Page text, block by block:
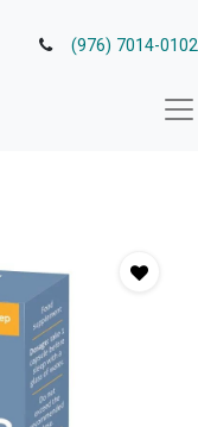
(976) 7014-0102